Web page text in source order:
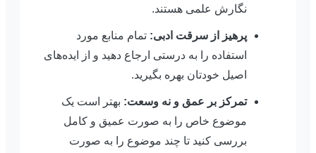
نگارش علمی هستند.
پرهیز از سرقت ادبی: تمام منابع مورد
استفاده را به درستی ارجاع دهید و از ایده‌های
اصیل خودتان بهره بگیرید.
تمرکز بر عمق و نه وسعت: بهتر است یک
موضوع خاص را به صورت عمیق و کامل
بررسی کنید تا چند موضوع را به صورت